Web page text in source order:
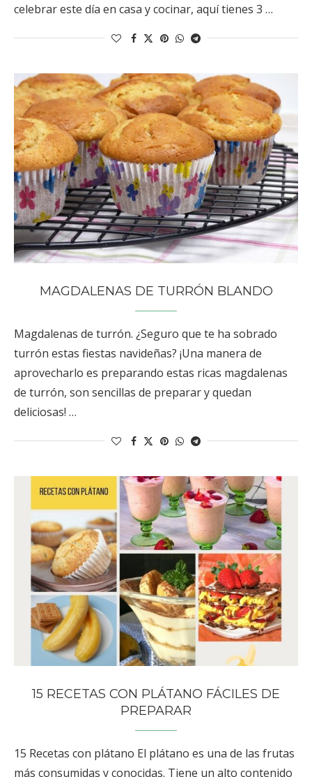
celebrar este día en casa y cocinar, aquí tienes 3 …
MAGDALENAS DE TURRÓN BLANDO
Magdalenas de turrón. ¿Seguro que te ha sobrado
turrón estas fiestas navideñas? ¡Una manera de
aprovecharlo es preparando estas ricas magdalenas
de turrón, son sencillas de preparar y quedan
deliciosas! …
15 RECETAS CON PLÁTANO FÁCILES DE
PREPARAR
15 Recetas con plátano El plátano es una de las frutas
más consumidas y conocidas. Tiene un alto contenido